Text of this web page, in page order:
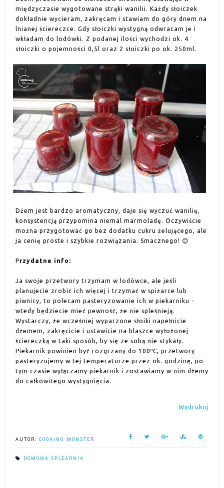
międzyczasie wygotowane strąki wanilii. Każdy słoiczek
dokładnie wycieram, zakręcam i stawiam do góry dnem na
lnianej ściereczce. Gdy słoiczki wystygną odwracam je i
wkładam do lodówki. Z podanej ilości wychodzi ok. 4
słoiczki o pojemności 0,5l oraz 2 słoiczki po ok. 250ml.
Dżem jest bardzo aromatyczny, daje się wyczuć wanilię,
konsystencją przypomina niemal marmoladę. Oczywiście
można przygotować go bez dodatku cukru żelującego, ale
ja cenię proste i szybkie rozwiązania. Smacznego! 😊
Przydatne info:
Ja swoje przetwory trzymam w lodówce, ale jeśli
planujecie zrobić ich więcej i trzymać w spiżarce lub
piwnicy, to polecam pasteryzowanie ich w piekarniku -
wtedy będziecie mieć pewność, że nie spleśnieją.
Wystarczy, że wcześniej wyparzone słoiki napełnicie
dżemem, zakręcicie i ustawicie na blaszce wyłożonej
ściereczką w taki sposób, by się ze sobą nie stykały.
Piekarnik powinien być rozgrzany do 100ºC, przetwory
pasteryzujemy w tej temperaturze przez ok. godzinę, po
tym czasie wyłączamy piekarnik i zostawiamy w nim dżemy
do całkowitego wystygnięcia.
Wydrukuj
AUTOR: COOKING MONSTER
DOMOWA SPIŻARNIA